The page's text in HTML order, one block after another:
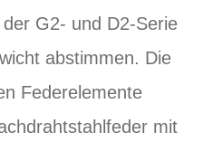
G2- und D2-Serie
abstimmen. Die
Federelemente
mit